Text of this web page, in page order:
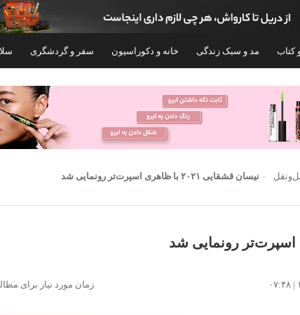
کتاب مد و سبک زندگی خانه و دکوراسیون سفر و گردشگری
نیسان قشقایی ۲۰۲۱ با ظاهری اسپرت‌تر رونمایی شد
زمان مورد نیاز برای مطالعه: ۳